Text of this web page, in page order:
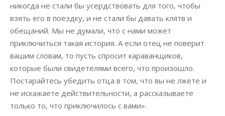
никогда не стали бы усердствовать для того, чтобы
взять его в поездку, и не стали бы давать клятв и
обещаний. Мы не думали, что с нами может
приключиться такая история. А если отец не поверит
вашим словам, то пусть спросит караванщиков,
которые были свидетелями всего, что произошло.
Постарайтесь убедить отца в том, что вы не лжете и
не искажаете действительности, а рассказываете
только то, что приключилось с вами».